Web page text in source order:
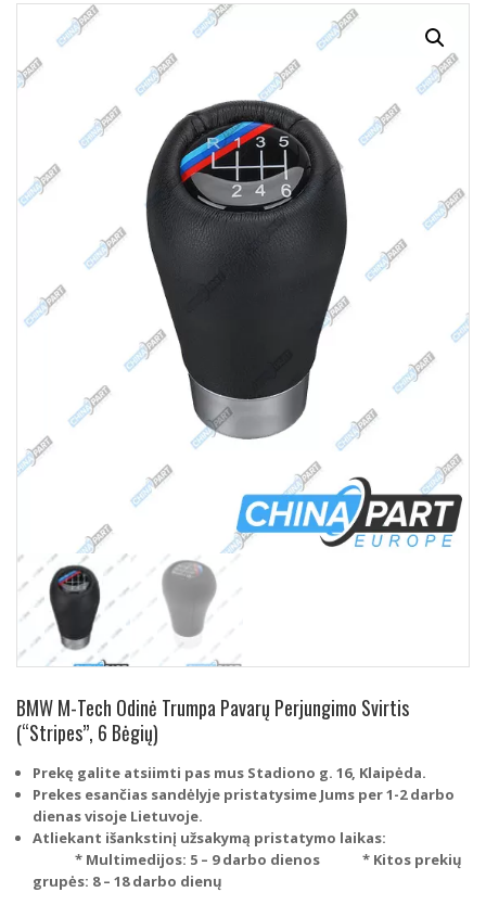
BMW M-Tech Odinė Trumpa Pavarų Perjungimo Svirtis
(“Stripes”, 6 Bėgių)
Prekę galite atsiimti pas mus Stadiono g. 16, Klaipėda.
Prekes esančias sandėlyje pristatysime Jums per 1-2 darbo
dienas visoje Lietuvoje.
Atliekant išankstinį užsakymą pristatymo laikas:
* Multimedijos: 5 – 9 darbo dienos * Kitos prekių
grupės: 8 – 18 darbo dienų